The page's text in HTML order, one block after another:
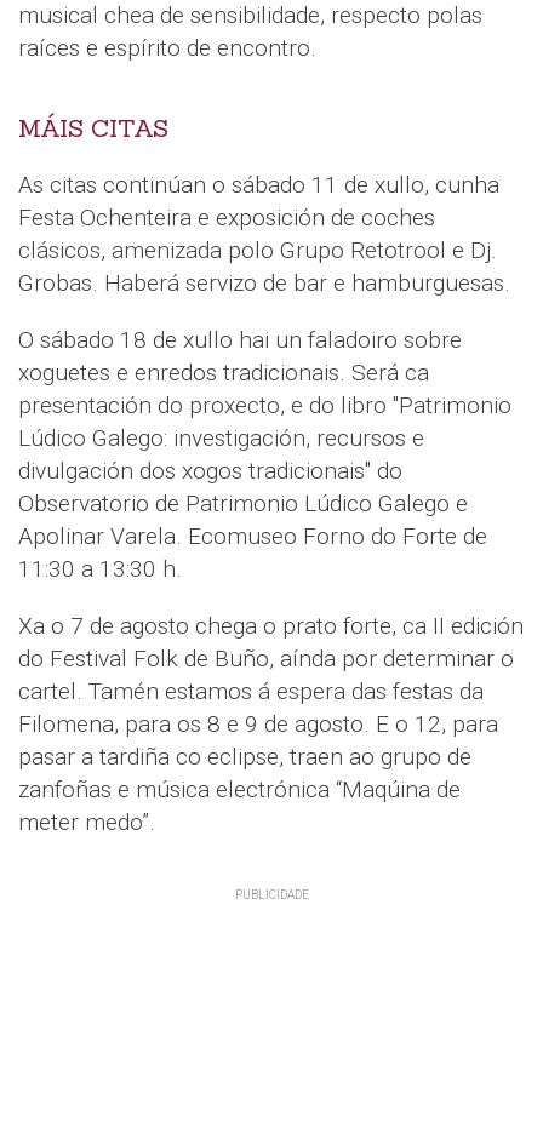
musical chea de sensibilidade, respecto polas
raíces e espírito de encontro.
MÁIS CITAS
As citas continúan o sábado 11 de xullo, cunha
Festa Ochenteira e exposición de coches
clásicos, amenizada polo Grupo Retotrool e Dj.
Grobas. Haberá servizo de bar e hamburguesas.
O sábado 18 de xullo hai un faladoiro sobre
xoguetes e enredos tradicionais. Será ca
presentación do proxecto, e do libro "Patrimonio
Lúdico Galego: investigación, recursos e
divulgación dos xogos tradicionais" do
Observatorio de Patrimonio Lúdico Galego e
Apolinar Varela. Ecomuseo Forno do Forte de
11:30 a 13:30 h.
Xa o 7 de agosto chega o prato forte, ca II edición
do Festival Folk de Buño, aínda por determinar o
cartel. Tamén estamos á espera das festas da
Filomena, para os 8 e 9 de agosto. E o 12, para
pasar a tardiña co eclipse, traen ao grupo de
zanfoñas e música electrónica “Maqúina de
meter medo”.